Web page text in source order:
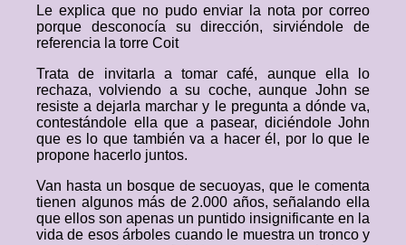
Le explica que no pudo enviar la nota por correo
porque desconocía su dirección, sirviéndole de
referencia la torre Coit
Trata de invitarla a tomar café, aunque ella lo
rechaza, volviendo a su coche, aunque John se
resiste a dejarla marchar y le pregunta a dónde va,
contestándole ella que a pasear, diciéndole John
que es lo que también va a hacer él, por lo que le
propone hacerlo juntos.
Van hasta un bosque de secuoyas, que le comenta
tienen algunos más de 2.000 años, señalando ella
que ellos son apenas un puntido insignificante en la
vida de esos árboles cuando le muestra un tronco y